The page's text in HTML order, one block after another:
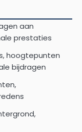
aan
prestaties
hoogtepunten
bijdragen